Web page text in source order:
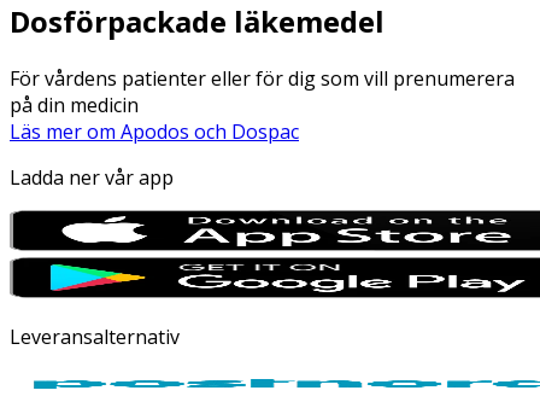
Dosförpackade läkemedel
För vårdens patienter eller för dig som vill prenumerera
på din medicin
Läs mer om Apodos och Dospac
Ladda ner vår app
Leveransalternativ